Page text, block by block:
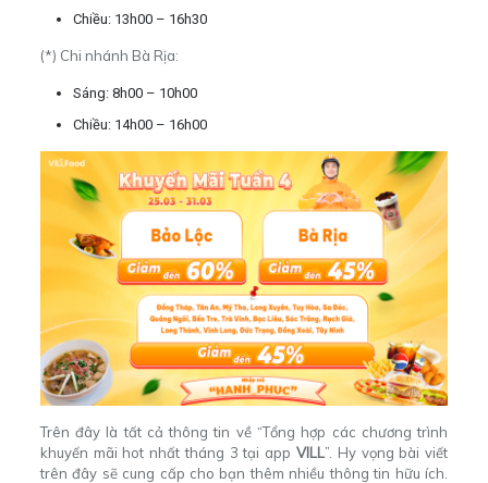
Chiều: 13h00 – 16h30
(*) Chi nhánh Bà Rịa:
Sáng: 8h00 – 10h00
Chiều: 14h00 – 16h00
Trên đây là tất cả thông tin về “Tổng hợp các chương trình
khuyến mãi hot nhất tháng 3 tại appVILL”. Hy vọng bài viết
trên đây sẽ cung cấp cho bạn thêm nhiều thông tin hữu ích.